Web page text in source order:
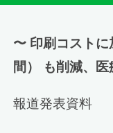
〜 印刷コスト
間） も削減、
報道発表資料